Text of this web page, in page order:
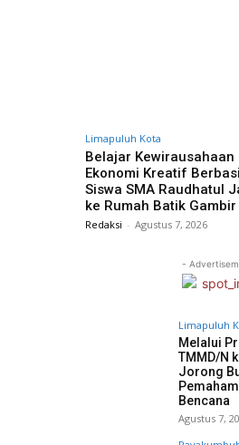
Limapuluh Kota
Belajar
Ekonomi Kreatif
Siswa SMA Raudhatul
ke Rumah Batik
Redaksi - Agustus 7, 2026
-
Limapuluh
Melalui
TMMD/N
Jorong
Bencana
Agustus 7,